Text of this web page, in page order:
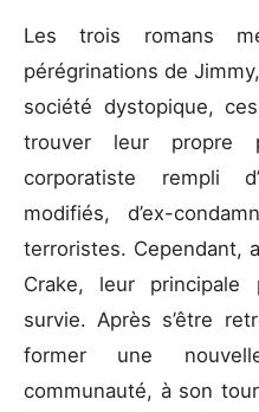
Les trois romans
pérégrinations de
société dystopique,
trouver leur propre
corporatiste rempli
modifiés, d’ex-
terroristes. Cependant,
Crake, leur principale
survie. Après s’être
former une
communauté, à son